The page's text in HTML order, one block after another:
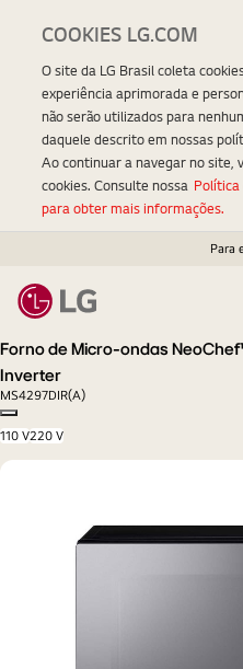
Para
Forno de Micro-ondas
Inverter
MS4297DIR(A)
Copy model name
110 V220 V
COOKIES LG.COM
O site da LG Brasil coleta
experiência aprimorada e
não serão utilizados para
daquele descrito em nossas
Ao continuar a navegar no site,
cookies. Consulte nossa Política
para obter mais informações.